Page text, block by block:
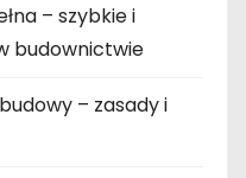
– szybkie i
budownictwie
– zasady i